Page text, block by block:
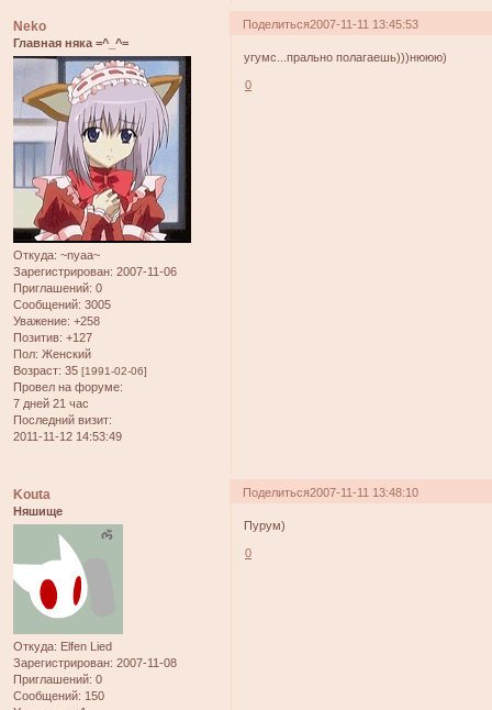
Поделиться2007-11-11 13:45:53
Neko
Главная няка =^_^=
Откуда: ~nyaa~
Зарегистрирован: 2007-11-06
Приглашений: 0
Сообщений: 3005
Уважение: +258
Позитив: +127
Пол: Женский
Возраст: 35 [1991-02-06]
Провел на форуме:
7 дней 21 час
Последний визит:
2011-11-12 14:53:49
угумс...прально полагаешь)))нююю)
0
Поделиться2007-11-11 13:48:10
Kouta
Няшище
Откуда: Elfen Lied
Зарегистрирован: 2007-11-08
Приглашений: 0
Сообщений: 150
Пурум)
0